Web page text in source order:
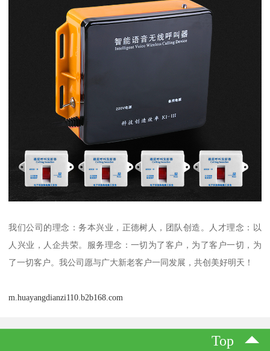
我们公司的理念：务本兴业，正德树人，团队创造。人才理念：以
人兴业，人企共荣。服务理念：一切为了客户，为了客户一切，为
了一切客户。我公司愿与广大新老客户一同发展，共创美好明天！
m.huayangdianzi110.b2b168.com
Top